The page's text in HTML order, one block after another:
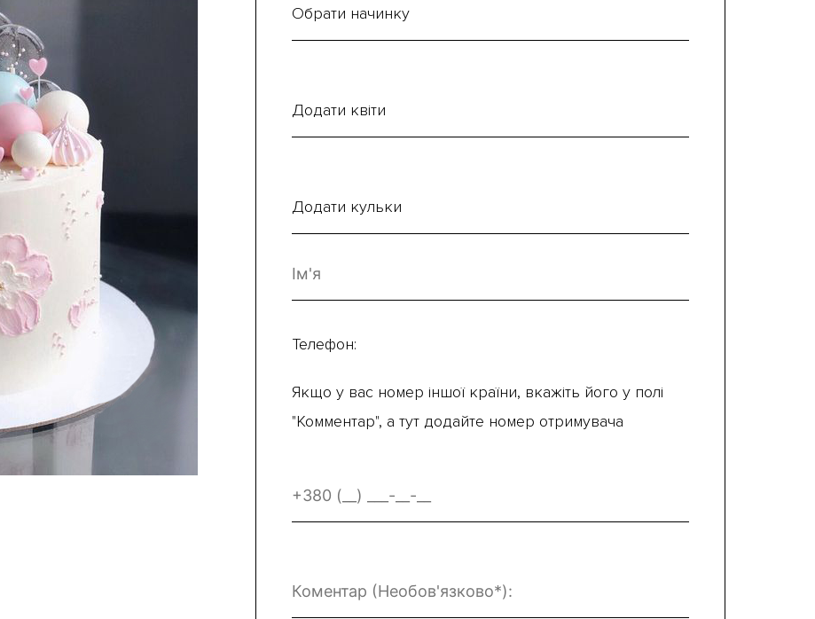
Обрати начинку
Додати квіти
Додати кульки
Телефон:
Якщо у вас номер іншої країни, вкажіть його у полі
"Комментар", а тут додайте номер отримувача